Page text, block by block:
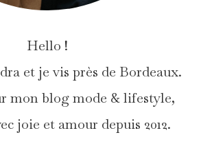
Hello !
et je vis près de Bordeaux.
mon blog mode & lifestyle,
joie et amour depuis 2012.